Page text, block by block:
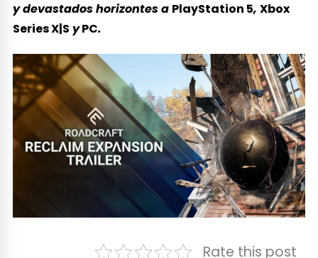
y devastados horizontes a PlayStation 5,Xbox
Series X|S yPC.
Rate this post